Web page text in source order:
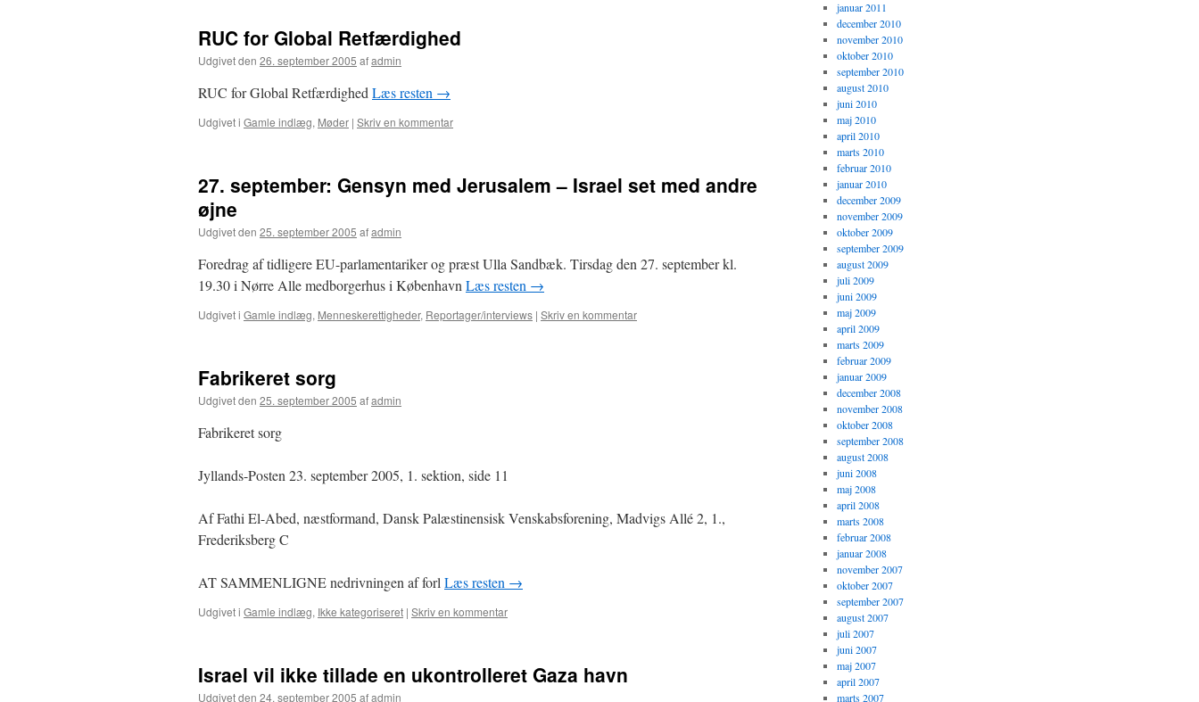
RUC for Global Retfærdighed
Udgivet den 26. september 2005 afadmin
RUC for Global Retfærdighed Læs resten →
Udgivet i Gamle indlæg, Møder | Skriv en kommentar
27. september: Gensyn med Jerusalem – Israel set med andre
øjne
Udgivet den 25. september 2005 afadmin
Foredrag af tidligere EU-parlamentariker og præst Ulla Sandbæk. Tirsdag den 27. september kl.
19.30 i Nørre Alle medborgerhus i København Læs resten →
Udgivet i Gamle indlæg, Menneskerettigheder, Reportager/interviews | Skriv en kommentar
Fabrikeret sorg
Udgivet den 25. september 2005 afadmin
Fabrikeret sorg
Jyllands-Posten 23. september 2005, 1. sektion, side 11
Af Fathi El-Abed, næstformand, Dansk Palæstinensisk Venskabsforening, Madvigs Allé 2, 1.,
Frederiksberg C
AT SAMMENLIGNE nedrivningen af forl Læs resten →
Udgivet i Gamle indlæg, Ikke kategoriseret | Skriv en kommentar
Israel vil ikke tillade en ukontrolleret Gaza havn
Udgivet den 24. september 2005 afadmin
januar 2011
december 2010
november 2010
oktober 2010
september 2010
august 2010
juni 2010
maj 2010
april 2010
marts 2010
februar 2010
januar 2010
december 2009
november 2009
oktober 2009
september 2009
august 2009
juli 2009
juni 2009
maj 2009
april 2009
marts 2009
februar 2009
januar 2009
december 2008
november 2008
oktober 2008
september 2008
august 2008
juni 2008
maj 2008
april 2008
marts 2008
februar 2008
januar 2008
november 2007
oktober 2007
september 2007
august 2007
juli 2007
juni 2007
maj 2007
april 2007
marts 2007